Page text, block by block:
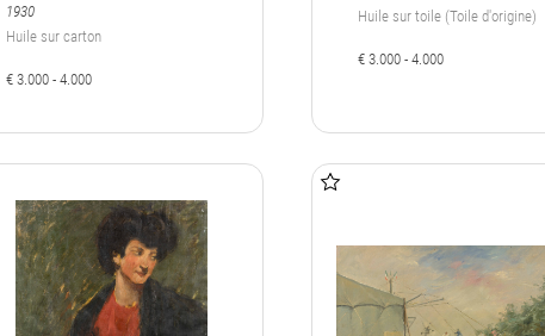
1930
Huile sur carton
€ 3.000 - 4.000
Huile sur toile (Toile d'origine)
€ 3.000 - 4.000